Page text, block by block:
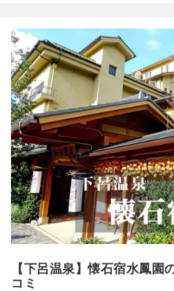
【下呂温泉】懐石宿水鳳園
コミ